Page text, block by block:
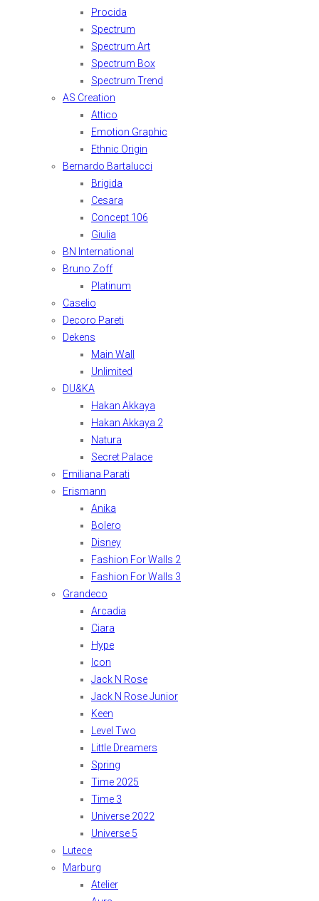
Procida
Spectrum
Spectrum Art
Spectrum Box
Spectrum Trend
AS Creation
Attico
Emotion Graphic
Ethnic Origin
Bernardo Bartalucci
Brigida
Cesara
Concept 106
Giulia
BN International
Bruno Zoff
Platinum
Caselio
Decoro Pareti
Dekens
Main Wall
Unlimited
DU&KA
Hakan Akkaya
Hakan Akkaya 2
Natura
Secret Palace
Emiliana Parati
Erismann
Anika
Bolero
Disney
Fashion For Walls 2
Fashion For Walls 3
Grandeco
Arcadia
Ciara
Hype
Icon
Jack N Rose
Jack N Rose Junior
Keen
Level Two
Little Dreamers
Spring
Time 2025
Time 3
Universe 2022
Universe 5
Lutece
Marburg
Atelier